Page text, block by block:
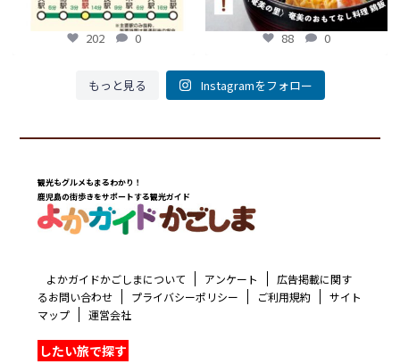
202 0 88 0
もっと見る Instagramをフォロー
観光もグルメもまるわかり！
鹿児島の街歩きをサポートする観光ガイド
よかガイドかごしまについて アンケート
広告掲載に関す
るお問い合わせ
プライバシーポリシー ご利用規約
サイト
マップ
運営会社
したい旅で探す